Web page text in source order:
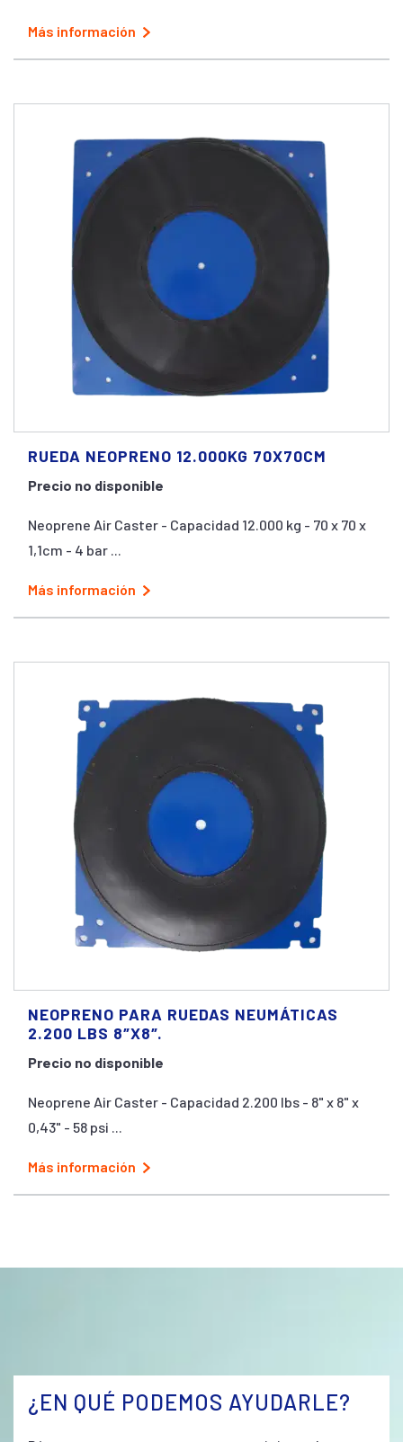
Más información
RUEDA NEOPRENO 12.000KG 70X70CM
Precio no disponible
Neoprene Air Caster - Capacidad 12.000 kg - 70 x 70 x
1,1cm - 4 bar ...
Más información
NEOPRENO PARA RUEDAS NEUMÁTICAS
2.200 LBS 8″X8″.
Precio no disponible
Neoprene Air Caster - Capacidad 2.200 lbs - 8" x 8" x
0,43" - 58 psi ...
Más información
¿EN QUÉ PODEMOS AYUDARLE?